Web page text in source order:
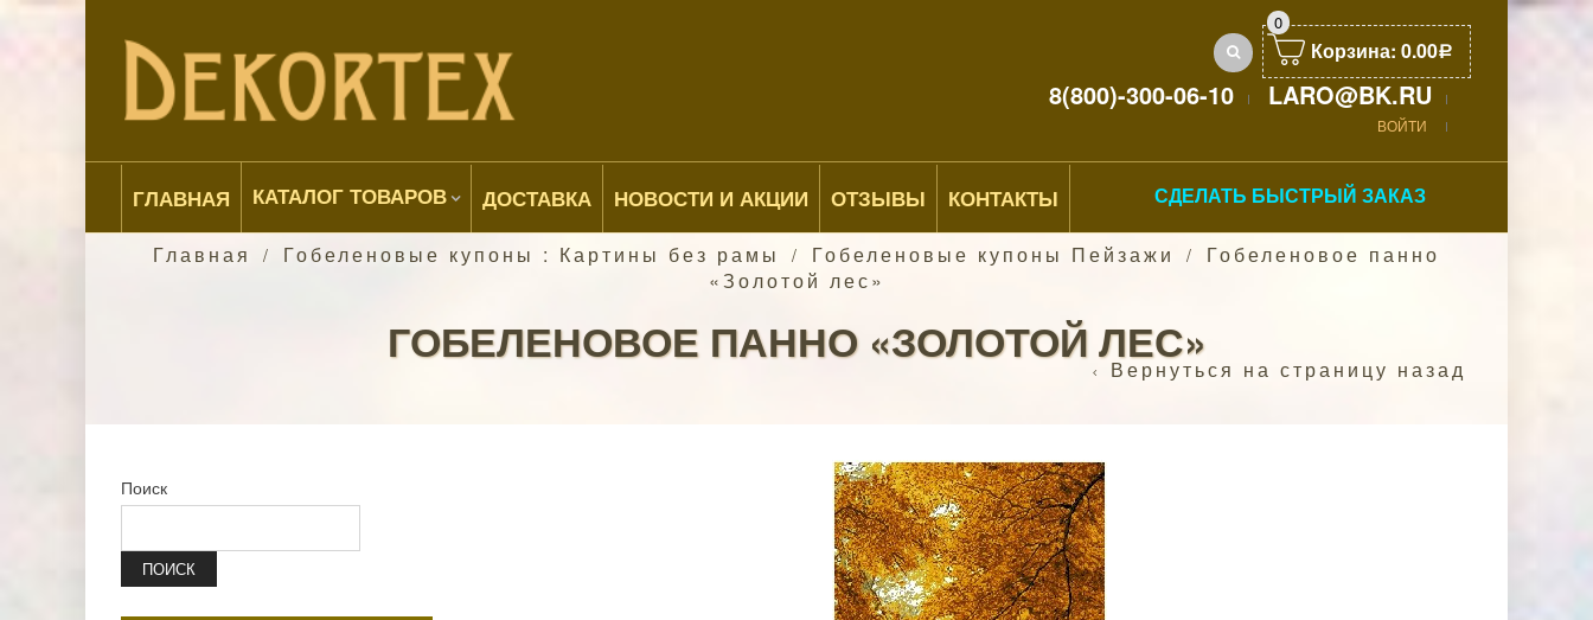
0
Корзина: 0.00Р
8(800)-300-06-10 LARO@BK.RU
ВОЙТИ
ГЛАВНАЯ КАТАЛОГ ТОВАРОВ ДОСТАВКА НОВОСТИ И АКЦИИ ОТЗЫВЫ КОНТАКТЫ СДЕЛАТЬ БЫСТРЫЙ ЗАКАЗ
Главная / Гобеленовые купоны : Картины без рамы / Гобеленовые купоны Пейзажи /
Гобеленовое панно
«Золотой лес»
ГОБЕЛЕНОВОЕ ПАННО «ЗОЛОТОЙ ЛЕС»
Вернуться на страницу назад
Поиск
ПОИСК